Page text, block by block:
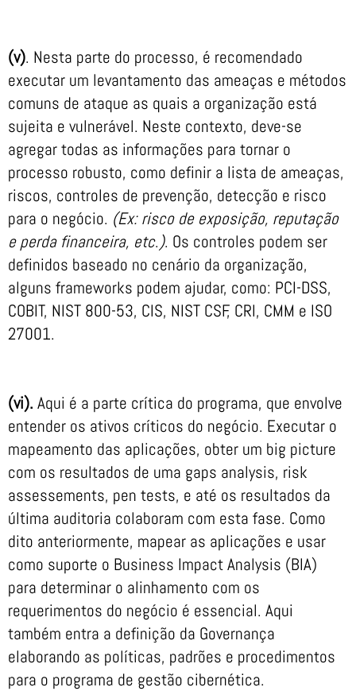
(v). Nesta parte do processo, é recomendado
executar um levantamento das ameaças e métodos
comuns de ataque as quais a organização está
sujeita e vulnerável. Neste contexto, deve-se
agregar todas as informações para tornar o
processo robusto, como definir a lista de ameaças,
riscos, controles de prevenção, detecção e risco
para o negócio. (Ex: risco de exposição, reputação
e perda financeira, etc.). Os controles podem ser
definidos baseado no cenário da organização,
alguns frameworks podem ajudar, como: PCI-DSS,
COBIT, NIST 800-53, CIS, NIST CSF, CRI, CMM e ISO
27001.
(vi). Aqui é a parte crítica do programa, que envolve
entender os ativos críticos do negócio. Executar o
mapeamento das aplicações, obter um big picture
com os resultados de uma gaps analysis, risk
assessements, pen tests, e até os resultados da
última auditoria colaboram com esta fase. Como
dito anteriormente, mapear as aplicações e usar
como suporte o Business Impact Analysis (BIA)
para determinar o alinhamento com os
requerimentos do negócio é essencial. Aqui
também entra a definição da Governança
elaborando as políticas, padrões e procedimentos
para o programa de gestão cibernética.